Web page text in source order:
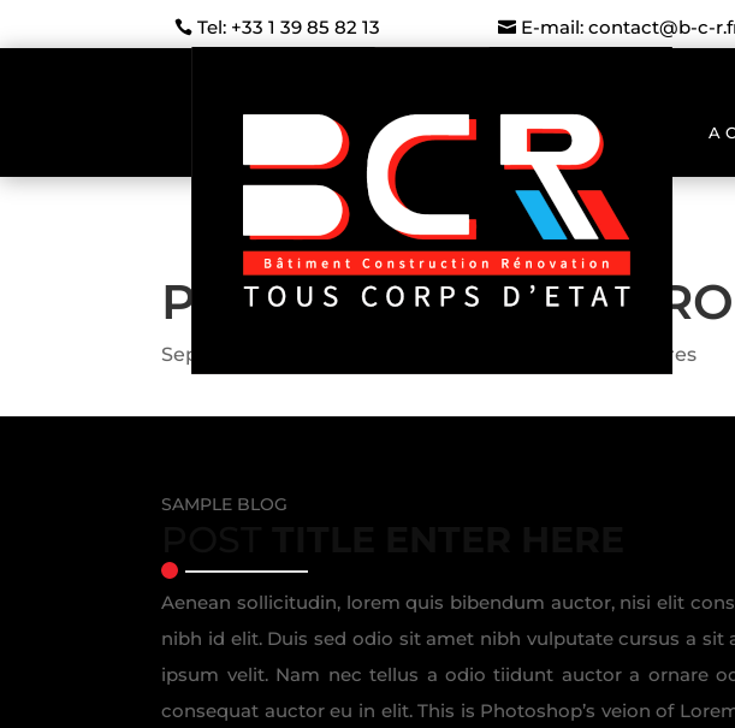
Tel: +33 1 39 85 82 13 E-mail: contact@b-c-
PROTECTING YOUR
Sep 18, 2019 0 commentaires
SAMPLE BLOG
Aenean sollicitudin, lorem quis bibendum auctor, nisi elit
nibh id elit. Duis sed odio sit amet nibh vulputate cursus a sit
ipsum velit. Nam nec tellus a odio tiidunt auctor a ornare
consequat auctor eu in elit. This is Photoshop’s veion of